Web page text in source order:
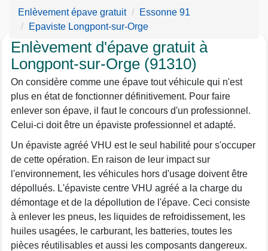
Enlèvement épave gratuit
Essonne 91
Epaviste Longpont-sur-Orge
Enlèvement d'épave gratuit à
Longpont-sur-Orge (91310)
On considère comme une épave tout véhicule qui n'est
plus en état de fonctionner définitivement. Pour faire
enlever son épave, il faut le concours d'un professionnel.
Celui-ci doit être un épaviste professionnel et adapté.
Un épaviste agréé VHU est le seul habilité pour s'occuper
de cette opération. En raison de leur impact sur
l'environnement, les véhicules hors d'usage doivent être
dépollués. L'épaviste centre VHU agréé a la charge du
démontage et de la dépollution de l'épave. Ceci consiste
à enlever les pneus, les liquides de refroidissement, les
huiles usagées, le carburant, les batteries, toutes les
pièces réutilisables et aussi les composants dangereux.